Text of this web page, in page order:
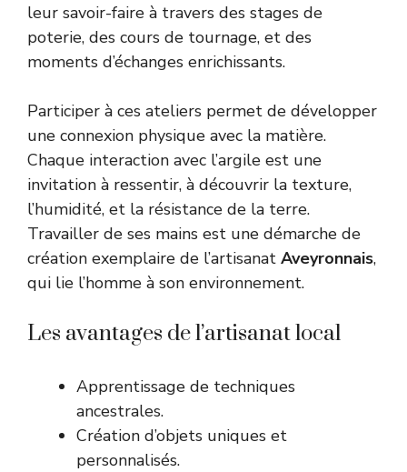
leur savoir-faire à travers des stages de
poterie, des cours de tournage, et des
moments d’échanges enrichissants.
Participer à ces ateliers permet de développer
une connexion physique avec la matière.
Chaque interaction avec l’argile est une
invitation à ressentir, à découvrir la texture,
l’humidité, et la résistance de la terre.
Travailler de ses mains est une démarche de
création exemplaire de l’artisanat Aveyronnais,
qui lie l’homme à son environnement.
Les avantages de l’artisanat local
Apprentissage de techniques
ancestrales.
Création d’objets uniques et
personnalisés.